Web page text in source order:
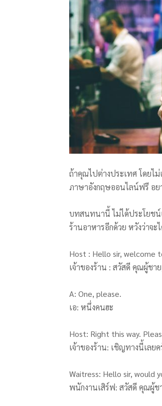
ถ้าคุณไปต่างประเทศ โดยไม่
ภาษาอังกฤษออนไลน์ฟรี อ
บทสนทนานี้ ไม่ได้ประโยชน์
ร้านอาหารอีกด้วย หวังว่าจ
Host : Hello sir, welcome
เจ้าของร้าน : สวัสดี คุณผู้ช
A: One, please.
เอ: หนึ่งคนฮะ
Host: Right this way.
เจ้าของร้าน: เชิญทางนี้เลย
Waitress: Hello sir, would
พนักงานเสิร์ฟ: สวัสดี คุณผู้ช